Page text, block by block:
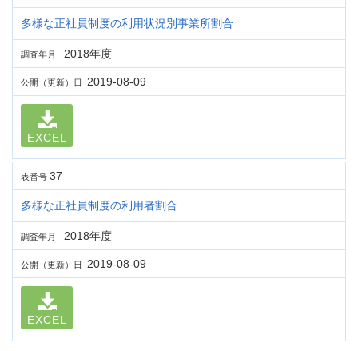
多様な正社員制度の利用状況別事業所割合
調査年月 2018年度
公開（更新）日 2019-08-09
EXCEL
表番号 37
多様な正社員制度の利用者割合
調査年月 2018年度
公開（更新）日 2019-08-09
EXCEL